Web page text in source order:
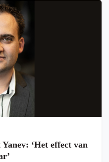
‘Het effect van